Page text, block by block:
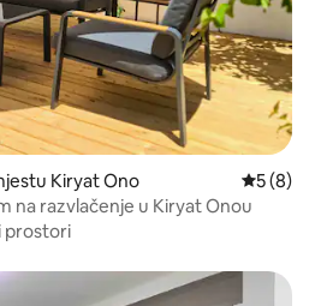
Kiryat Ono
5 (8)
na razvlačenje u Kiryat Onou
prostori